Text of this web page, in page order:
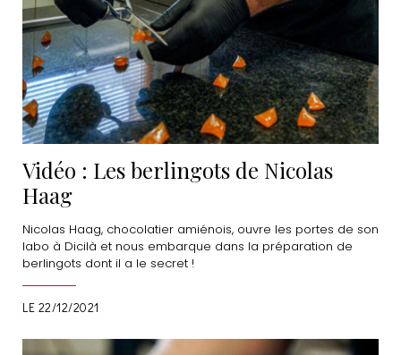
Vidéo : Les berlingots de Nicolas
Haag
LE 22/12/2021
Nicolas Haag, chocolatier amiénois, ouvre les portes de son
labo à Dicilà et nous embarque dans la préparation de
berlingots dont il a le secret !